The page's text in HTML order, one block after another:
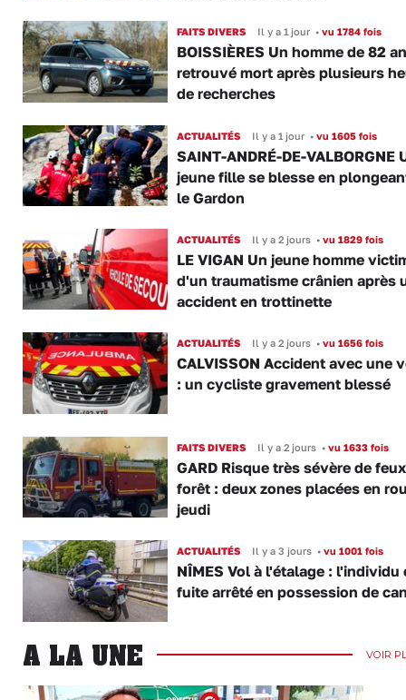
FAITS DIVERS Il y a 1 jour •vu 1784 fois
BOISSIÈRES Un homme de 82
retrouvé mort après plusieurs
de recherches
ACTUALITÉS Il y a 1 jour •vu 1605 fois
SAINT-ANDRÉ-DE-VALBORGNE
jeune fille se blesse en
le Gardon
ACTUALITÉS Il y a 2 jours •vu 1829 fois
LE VIGAN Un jeune homme
d'un traumatisme crânien après
accident en trottinette
ACTUALITÉS Il y a 2 jours •vu 1656 fois
CALVISSON Accident avec une
: un cycliste gravement blessé
FAITS DIVERS Il y a 2 jours •vu 1633 fois
GARD Risque très sévère de
forêt : deux zones placées en
jeudi
ACTUALITÉS Il y a 3 jours •vu 1001 fois
NÎMES Vol à l'étalage : l'individu
fuite arrêté en possession de
A LA UNE VOIR